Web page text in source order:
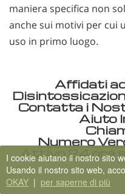
maniera specifica non
anche sui motivi per cui
uso in primo luogo.
Affidati
Contatta i
Aiuto
Numero
Attivo 24 ore
I cookie aiutano il nostro sito
Usando il nostro sito web,
OKAY | per saperne di più